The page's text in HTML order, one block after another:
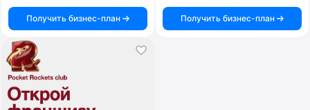
Получить бизнес-план Получить бизнес-план